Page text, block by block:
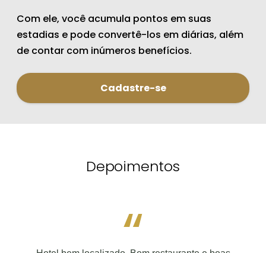
Com ele, você acumula pontos em suas
estadias e pode convertê-los em diárias, além
de contar com inúmeros benefícios.
Cadastre-se
Depoimentos
“